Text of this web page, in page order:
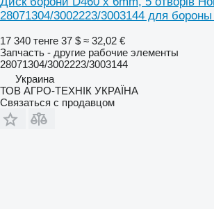
28071304/3002223/3003144 для
17 340 тенге 37 $ ≈ 32,02 €
Запчасть - другие рабочие элементы
28071304/3002223/3003144
Украина
ТОВ АГРО-ТЕХНІК УКРАЇНА
Связаться с продавцом